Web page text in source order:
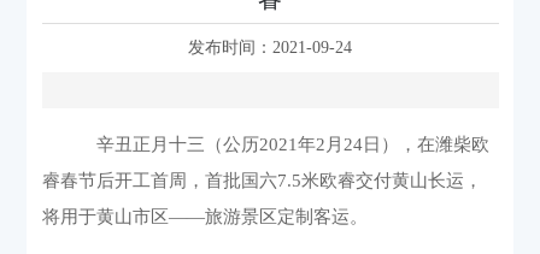
发布时间： 2021-09-24
辛丑正月十三（公历2021年2 月 24日），在潍柴欧
睿春节后开工首周，首批国六7.5米欧睿交付黄山长运，
将用于黄山市区——旅游景区定制客运。